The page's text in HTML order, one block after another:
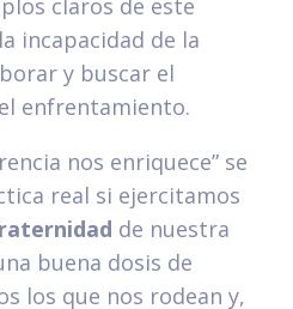
incapacidad de la
y buscar el
enfrentamiento.
nos enriquece” se
real si ejercitamos
de nuestra
buena dosis de
los que nos rodean y,